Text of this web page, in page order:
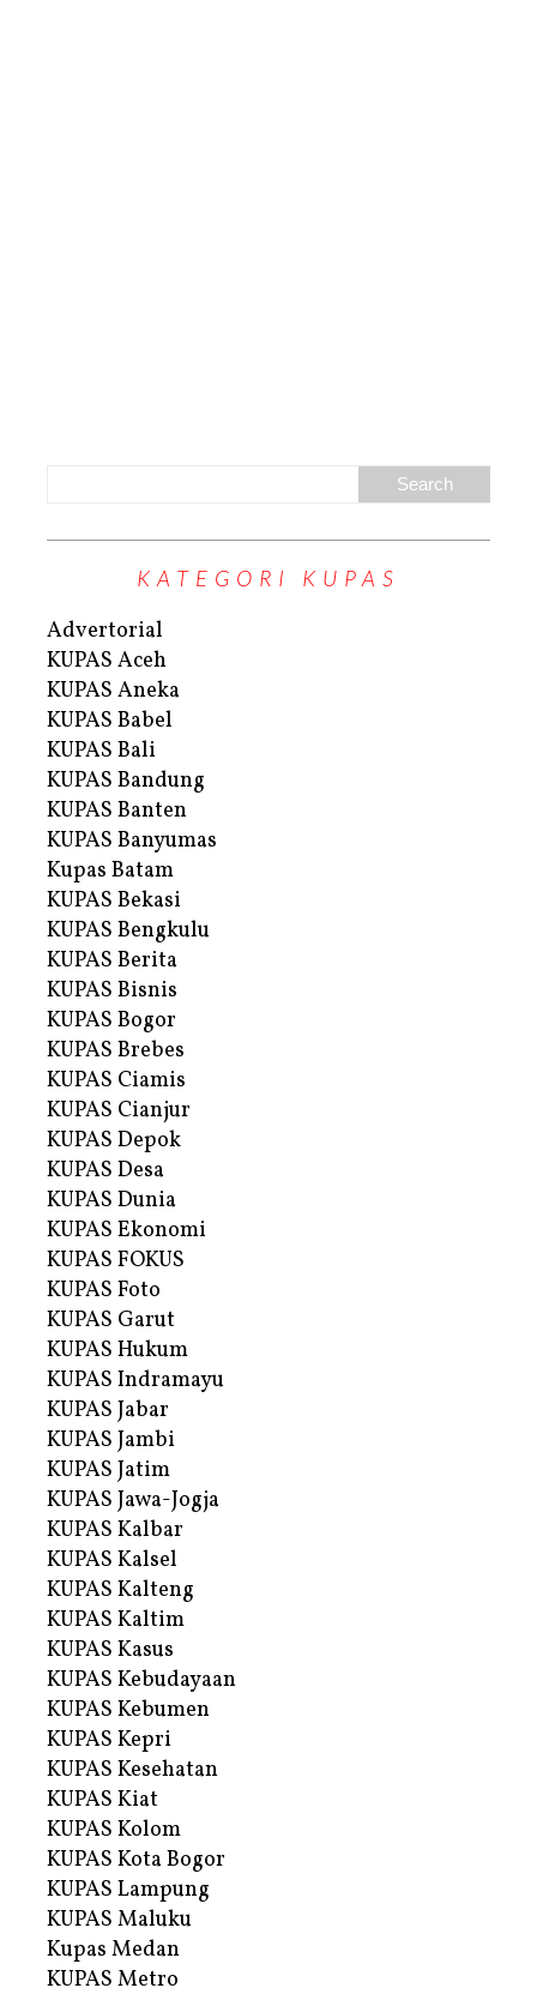
KATEGORI KUPAS
Advertorial
KUPAS Aceh
KUPAS Aneka
KUPAS Babel
KUPAS Bali
KUPAS Bandung
KUPAS Banten
KUPAS Banyumas
Kupas Batam
KUPAS Bekasi
KUPAS Bengkulu
KUPAS Berita
KUPAS Bisnis
KUPAS Bogor
KUPAS Brebes
KUPAS Ciamis
KUPAS Cianjur
KUPAS Depok
KUPAS Desa
KUPAS Dunia
KUPAS Ekonomi
KUPAS FOKUS
KUPAS Foto
KUPAS Garut
KUPAS Hukum
KUPAS Indramayu
KUPAS Jabar
KUPAS Jambi
KUPAS Jatim
KUPAS Jawa-Jogja
KUPAS Kalbar
KUPAS Kalsel
KUPAS Kalteng
KUPAS Kaltim
KUPAS Kasus
KUPAS Kebudayaan
KUPAS Kebumen
KUPAS Kepri
KUPAS Kesehatan
KUPAS Kiat
KUPAS Kolom
KUPAS Kota Bogor
KUPAS Lampung
KUPAS Maluku
Kupas Medan
KUPAS Metro